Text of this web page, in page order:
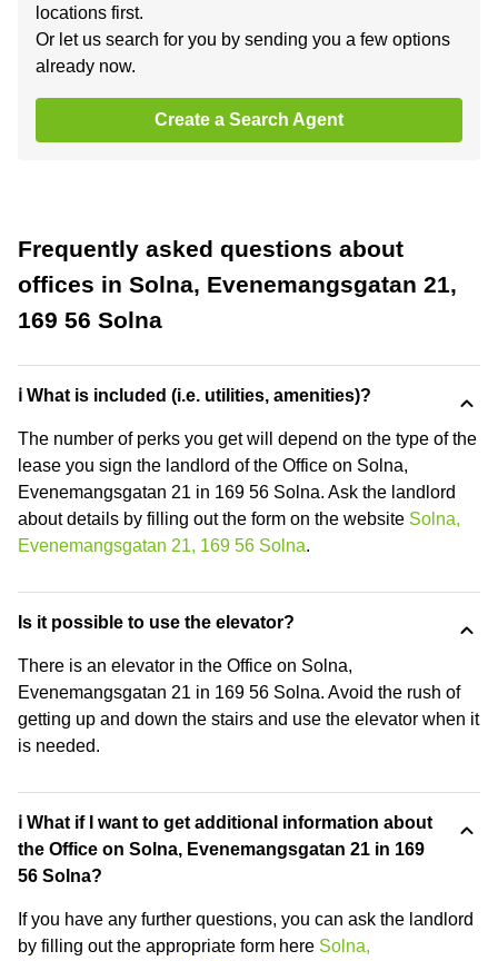
locations first.
Or let us search for you by sending you a few options
already now.
Create a Search Agent
Frequently asked questions about
offices in Solna, Evenemangsgatan 21,
169 56 Solna
ℹ️ What is included (i.e. utilities, amenities)?
The number of perks you get will depend on the type of the
lease you sign the landlord of the Office on Solna,
Evenemangsgatan 21 in 169 56 Solna. Ask the landlord
about details by filling out the form on the website Solna,
Evenemangsgatan 21, 169 56 Solna.
Is it possible to use the elevator?
There is an elevator in the Office on Solna,
Evenemangsgatan 21 in 169 56 Solna. Avoid the rush of
getting up and down the stairs and use the elevator when it
is needed.
ℹ️ What if I want to get additional information about
the Office on Solna, Evenemangsgatan 21 in 169
56 Solna?
If you have any further questions, you can ask the landlord
by filling out the appropriate form here Solna,